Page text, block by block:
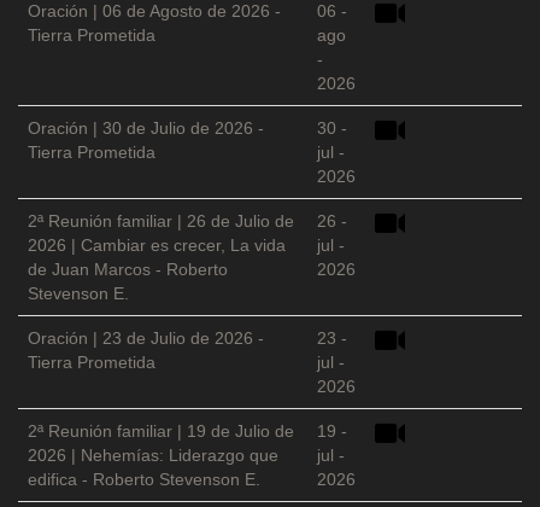
Oración | 06 de Agosto de 2026 -
Tierra Prometida
06 -
ago
-
2026
Oración | 30 de Julio de 2026 -
Tierra Prometida
30 -
jul -
2026
2ª Reunión familiar | 26 de Julio de
2026 | Cambiar es crecer, La vida
de Juan Marcos - Roberto
Stevenson E.
26 -
jul -
2026
Oración | 23 de Julio de 2026 -
Tierra Prometida
23 -
jul -
2026
2ª Reunión familiar | 19 de Julio de
2026 | Nehemías: Liderazgo que
edifica - Roberto Stevenson E.
19 -
jul -
2026